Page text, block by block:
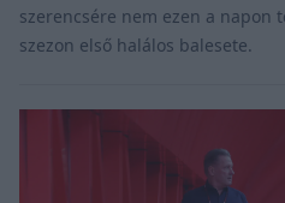
szerencsére nem ezen a napon
szezon első halálos balesete.